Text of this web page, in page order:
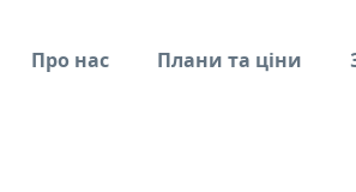
Про нас Плани та ціни